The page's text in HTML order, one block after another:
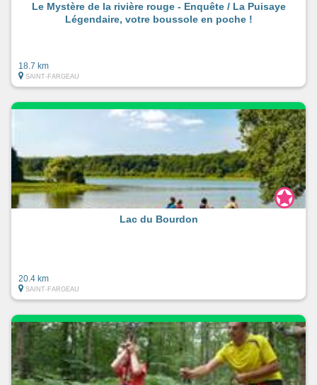
Le Mystère de la rivière rouge - Enquête / La Puisaye
Légendaire, votre boussole en poche !
18.7 km
SAINT-FARGEAU
Lac du Bourdon
20.4 km
SAINT-FARGEAU